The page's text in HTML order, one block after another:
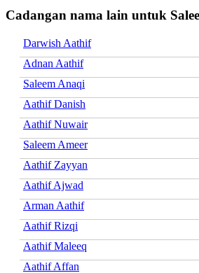
Cadangan nama lain untuk
Darwish Aathif
Adnan Aathif
Saleem Anaqi
Aathif Danish
Aathif Nuwair
Saleem Ameer
Aathif Zayyan
Aathif Ajwad
Arman Aathif
Aathif Rizqi
Aathif Maleeq
Aathif Affan